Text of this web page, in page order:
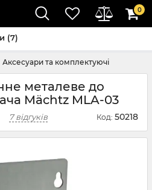
0
Аксесуари та комплектуючі
металеве до
Mächtz MLA-03
7 відгуків Код: 50218
(7)